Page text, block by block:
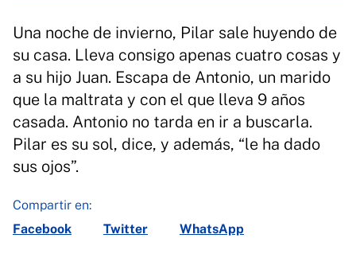
Una noche de invierno, Pilar sale huyendo de
su casa. Lleva consigo apenas cuatro cosas y
a su hijo Juan. Escapa de Antonio, un marido
que la maltrata y con el que lleva 9 años
casada. Antonio no tarda en ir a buscarla.
Pilar es su sol, dice, y además, “le ha dado
sus ojos”.
Compartir en:
Facebook
Twitter WhatsApp